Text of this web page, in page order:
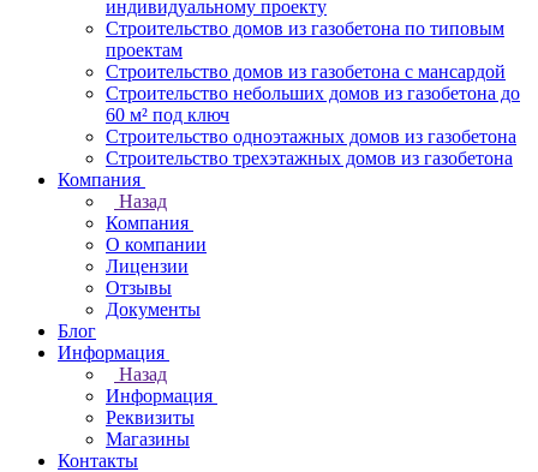
индивидуальному проекту
Строительство домов из газобетона по типовым
проектам
Строительство домов из газобетона с мансардой
Строительство небольших домов из газобетона до
60 м² под ключ
Строительство одноэтажных домов из газобетона
Строительство трехэтажных домов из газобетона
Компания
Назад
Компания
О компании
Лицензии
Отзывы
Документы
Блог
Информация
Назад
Информация
Реквизиты
Магазины
Контакты